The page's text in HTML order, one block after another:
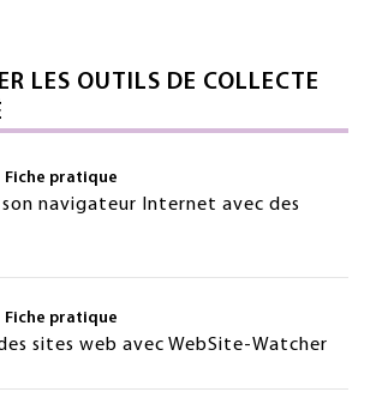
LES OUTILS DE COLLECTE
Fiche pratique
navigateur Internet avec des
Fiche pratique
sites web avec WebSite-Watcher